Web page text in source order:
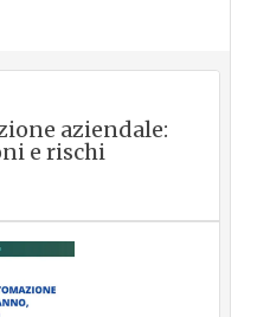
aziendale:
e rischi